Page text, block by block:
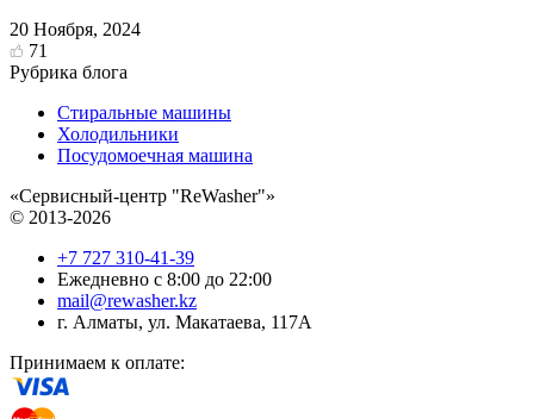
20 Ноября, 2024
71
Рубрика блога
Стиральные машины
Холодильники
Посудомоечная машина
«Сервисный-центр "ReWasher"»
© 2013-2026
+7 727 310-41-39
Ежедневно с 8:00 до 22:00
mail@rewasher.kz
г. Алматы, ул. Макатаева, 117А
Принимаем к оплате: